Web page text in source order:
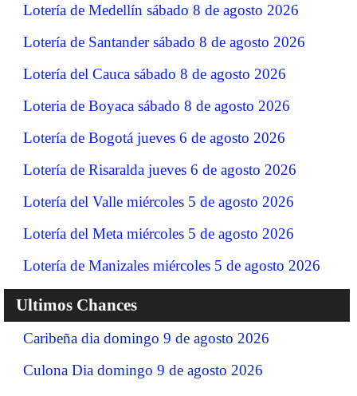
Lotería de Medellín sábado 8 de agosto 2026
Lotería de Santander sábado 8 de agosto 2026
Lotería del Cauca sábado 8 de agosto 2026
Loteria de Boyaca sábado 8 de agosto 2026
Lotería de Bogotá jueves 6 de agosto 2026
Lotería de Risaralda jueves 6 de agosto 2026
Lotería del Valle miércoles 5 de agosto 2026
Lotería del Meta miércoles 5 de agosto 2026
Lotería de Manizales miércoles 5 de agosto 2026
Ultimos Chances
Caribeña dia domingo 9 de agosto 2026
Culona Dia domingo 9 de agosto 2026